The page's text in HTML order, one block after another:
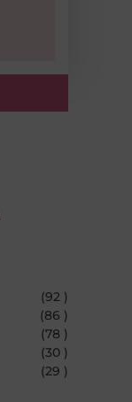
(92 )
(86 )
(78 )
(30 )
(29 )